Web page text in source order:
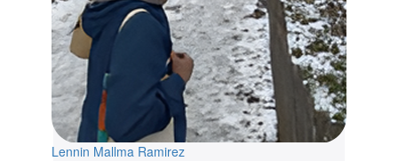
Lennin Mallma Ramirez